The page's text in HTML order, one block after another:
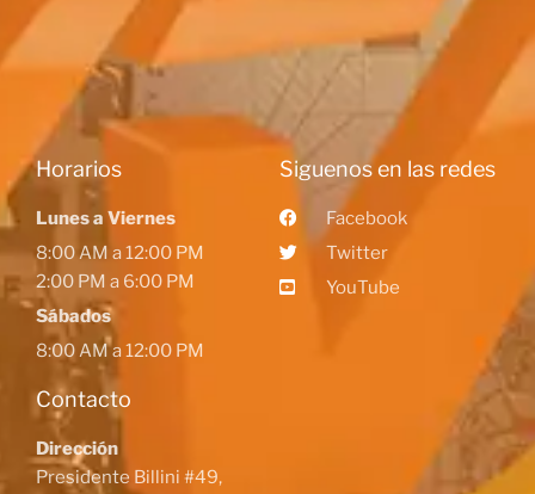
Horarios
Lunes a Viernes
8:00 AM a 12:00 PM
2:00 PM a 6:00 PM
Sábados
8:00 AM a 12:00 PM
Contacto
Dirección
Presidente Billini #49,
Siguenos en las redes
Facebook
Twitter
YouTube